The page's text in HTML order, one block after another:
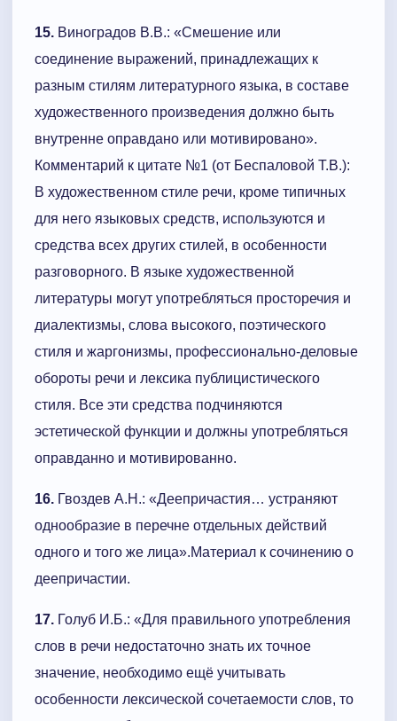
15. Виноградов В.В.: «Смешение или
соединение выражений, принадлежащих к
разным стилям литературного языка, в составе
художественного произведения должно быть
внутренне оправдано или мотивировано».
Комментарий к цитате №1 (от Беспаловой Т.В.):
В художественном стиле речи, кроме типичных
для него языковых средств, используются и
средства всех других стилей, в особенности
разговорного. В языке художественной
литературы могут употребляться просторечия и
диалектизмы, слова высокого, поэтического
стиля и жаргонизмы, профессионально-деловые
обороты речи и лексика публицистического
стиля. Все эти средства подчиняются
эстетической функции и должны употребляться
оправданно и мотивированно.
16. Гвоздев А.Н.: «Деепричастия… устраняют
однообразие в перечне отдельных действий
одного и того же лица».Материал к сочинению о
деепричастии.
17. Голуб И.Б.: «Для правильного употребления
слов в речи недостаточно знать их точное
значение, необходимо ещё учитывать
особенности лексической сочетаемости слов, то